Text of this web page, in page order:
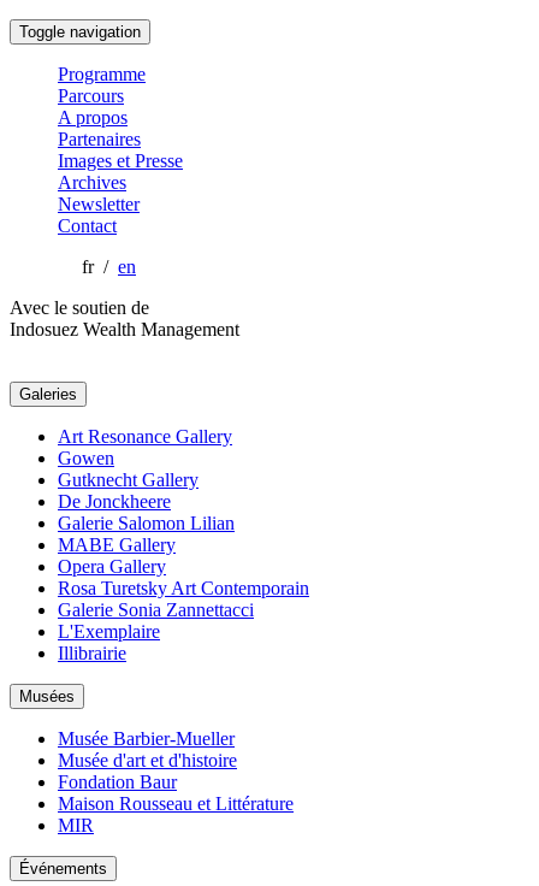
Toggle navigation
Programme
Parcours
A propos
Partenaires
Images et Presse
Archives
Newsletter
Contact
fr / en
Avec le soutien de
Indosuez Wealth Management
Galeries
Art Resonance Gallery
Gowen
Gutknecht Gallery
De Jonckheere
Galerie Salomon Lilian
MABE Gallery
Opera Gallery
Rosa Turetsky Art Contemporain
Galerie Sonia Zannettacci
L'Exemplaire
Illibrairie
Musées
Musée Barbier-Mueller
Musée d'art et d'histoire
Fondation Baur
Maison Rousseau et Littérature
MIR
Événements